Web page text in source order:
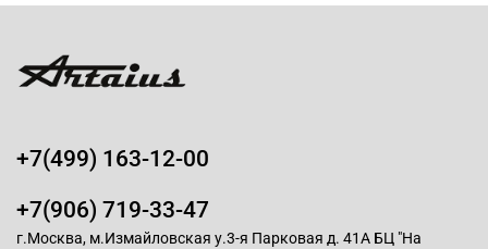
+7(499) 163-12-00
+7(906) 719-33-47
г.Москва, м.Измайловская у.3-я Парковая д. 41А БЦ "На